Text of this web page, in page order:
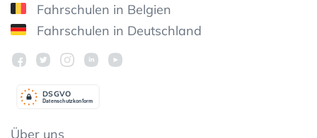
Fahrschulen in Belgien
Fahrschulen in Deutschland
Datenschutzkonform
DSGVO
Über uns